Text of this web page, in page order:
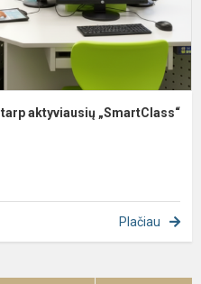
aktyviausių „SmartClass“
Plačiau